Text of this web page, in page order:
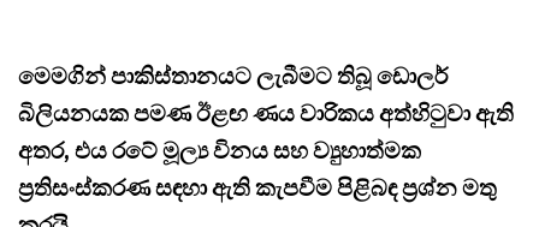
මෙමගින් පාකිස්තානයට ලැබීමට තිබූ ඩොලර්
බිලියනයක පමණ ඊළඟ ණය වාරිකය අත්හිටුවා ඇති
අතර, එය රටේ මූල්‍ය විනය සහ ව්‍යුහාත්මක
ප්‍රතිසංස්කරණ සඳහා ඇති කැපවීම පිළිබඳ ප්‍රශ්න මතු